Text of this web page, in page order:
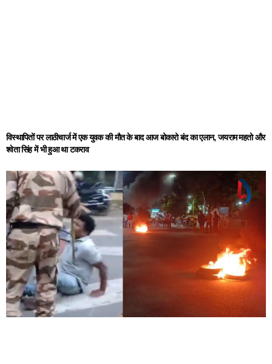
विस्थापितों पर लाठीचार्ज में एक युवक की मौत के बाद आज बोकारो बंद का एलान, जयराम महतो और
श्वेता सिंह में भी हुआ था टकराव